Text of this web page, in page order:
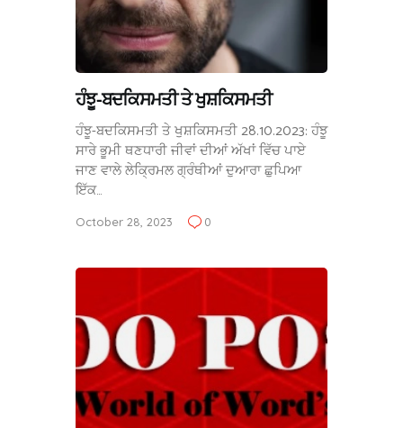
ਹੰਝੂ-ਬਦਕਿਸਮਤੀ ਤੇ ਖੁਸ਼ਕਿਸਮਤੀ
ਹੰਝੂ-ਬਦਕਿਸਮਤੀ ਤੇ ਖੁਸ਼ਕਿਸਮਤੀ 28.10.2023: ਹੰਝੂ
ਸਾਰੇ ਭੂਮੀ ਥਣਧਾਰੀ ਜੀਵਾਂ ਦੀਆਂ ਅੱਖਾਂ ਵਿੱਚ ਪਾਏ
ਜਾਣ ਵਾਲੇ ਲੇਕ੍ਰਿਮਲ ਗ੍ਰੰਥੀਆਂ ਦੁਆਰਾ ਛੁਪਿਆ
ਇੱਕ…
October 28, 2023 0